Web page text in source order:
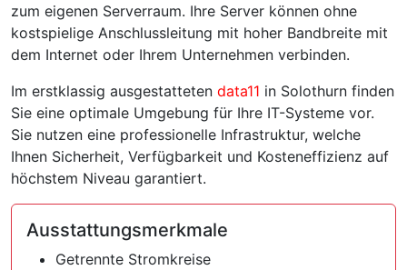
zum eigenen Serverraum. Ihre Server können ohne
kostspielige Anschlussleitung mit hoher Bandbreite mit
dem Internet oder Ihrem Unternehmen verbinden.
Im erstklassig ausgestatteten data11 in Solothurn finden
Sie eine optimale Umgebung für Ihre IT-Systeme vor.
Sie nutzen eine professionelle Infrastruktur, welche
Ihnen Sicherheit, Verfügbarkeit und Kosteneffizienz auf
höchstem Niveau garantiert.
Ausstattungsmerkmale
Getrennte Stromkreise